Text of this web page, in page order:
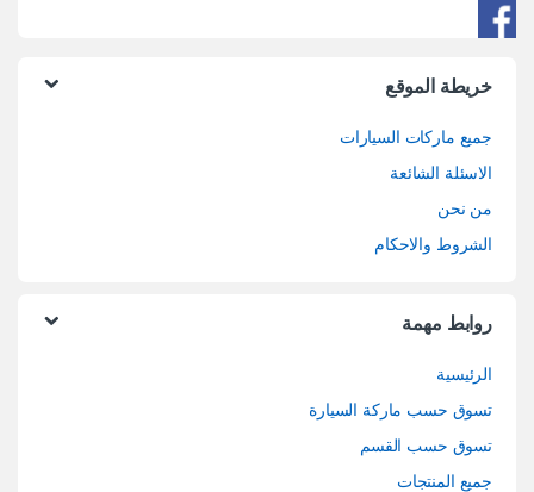
خريطة الموقع
جميع ماركات السيارات
الاسئلة الشائعة
من نحن
الشروط والاحكام
روابط مهمة
الرئيسية
تسوق حسب ماركة السيارة
تسوق حسب القسم
جميع المنتجات